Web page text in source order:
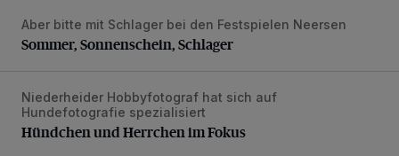
Sommer, Sonnenschein, Schlager
Aber bitte mit Schlager bei den Festspielen Neersen
Sommer, Sonnenschein, Schlager
Hündchen und Herrchen im Fokus
Niederheider Hobbyfotograf hat sich auf
Hundefotografie spezialisiert
Hündchen und Herrchen im Fokus